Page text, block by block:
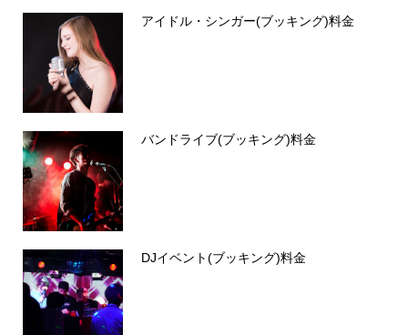
アイドル・シンガー(ブッキング)料金
バンドライブ(ブッキング)料金
DJイベント(ブッキング)料金